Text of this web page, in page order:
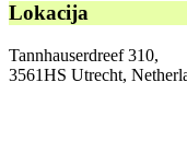
Lokacija
Tannhauserdreef 310,
3561HS Utrecht,